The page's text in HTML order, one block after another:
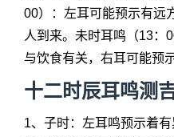
00）：左耳可能预示有远
人到来。未时耳鸣（13：
与饮食有关，右耳可能预
十二时辰耳鸣测
1、子时：左耳鸣预示着